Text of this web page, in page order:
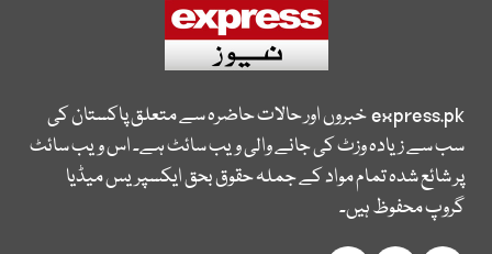
express.pkخبروں اور حالات حاضرہ سے متعلق پاکستان کی
سب سے زیادہ وزٹ کی جانے والی ویب سائٹ ہے۔ اس ویب سائٹ
پر شائع شدہ تمام مواد کے جملہ حقوق بحق ایکسپریس میڈیا
گروپ محفوظ ہیں۔